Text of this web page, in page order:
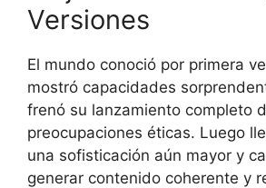
Versiones
El mundo conoció por primera
mostró capacidades
frenó su lanzamiento completo
preocupaciones éticas. Luego
una sofisticación aún mayor y
generar contenido coherente y